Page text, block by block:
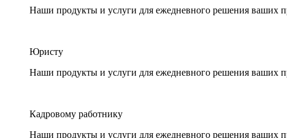
Наши продукты и услуги для ежедневного решения ваших
Юристу
Наши продукты и услуги для ежедневного решения ваших
Кадровому работнику
Наши продукты и услуги для ежедневного решения ваших